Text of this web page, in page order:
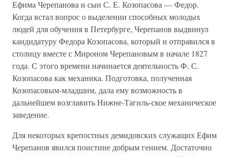
Ефима Черепанова и сын С. Е. Козопасова — Федор.
Когда встал вопрос о выделении способных молодых
людей для обучения в Петербурге, Черепанов выдвинул
кандидатуру Федора Козопасова, который и отправился в
столицу вместе с Мироном Черепановым в начале 1827
года. С этого времени начинается деятельность Ф. С.
Козопасова как механика. Подготовка, полученная
Козопасовым-младшим, дала ему возможность в
дальнейшем возглавить Нижне-Тагиль-ское механическое
заведение.
Для некоторых крепостных демидовских служащих Ефим
Черепанов явился поистине добрым гением. Достаточно